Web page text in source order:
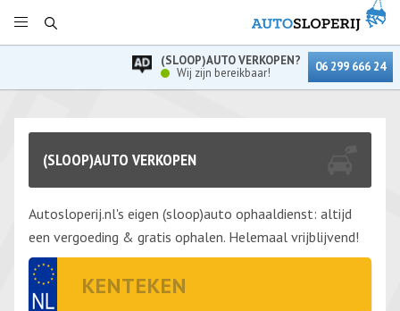
(SLOOP)AUTO VERKOPEN?
Wij zijn bereikbaar!
06 299 666 24
(SLOOP)AUTO VERKOPEN
Autosloperij.nl's eigen (sloop)auto ophaaldienst: altijd
een vergoeding & gratis ophalen. Helemaal vrijblijvend!